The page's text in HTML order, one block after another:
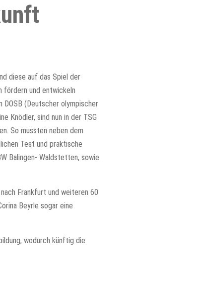
diese auf das Spiel der
fördern und entwickeln
DOSB (Deutscher olympischer
Knödler, sind nun in der TSG
So mussten neben dem
Test und praktische
Balingen- Waldstetten, sowie
Frankfurt und weiteren 60
Beyrle sogar eine
wodurch künftig die